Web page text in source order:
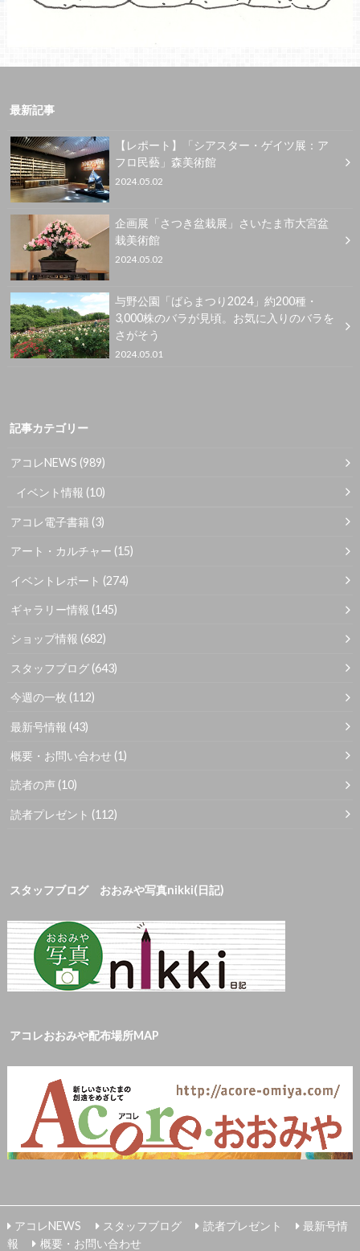
最新記事
【レポート】「シアスター・ゲイツ展：ア
フロ民藝」森美術館
2024.05.02
企画展「さつき盆栽展」さいたま市大宮盆
栽美術館
2024.05.02
与野公園「ばらまつり2024」約200種・
3,000株のバラが見頃。お気に入りのバラを
さがそう
2024.05.01
記事カテゴリー
アコレNEWS (989)
イベント情報 (10)
アコレ電子書籍 (3)
アート・カルチャー (15)
イベントレポート (274)
ギャラリー情報 (145)
ショップ情報 (682)
スタッフブログ (643)
今週の一枚 (112)
最新号情報 (43)
概要・お問い合わせ (1)
読者の声 (10)
読者プレゼント (112)
スタッフブログ おおみや写真nikki(日記)
アコレおおみや配布場所MAP
アコレNEWS スタッフブログ 読者プレゼント
最新号情
報
概要・お問い合わせ